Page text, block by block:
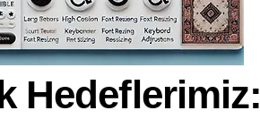
Hedeflerimiz: